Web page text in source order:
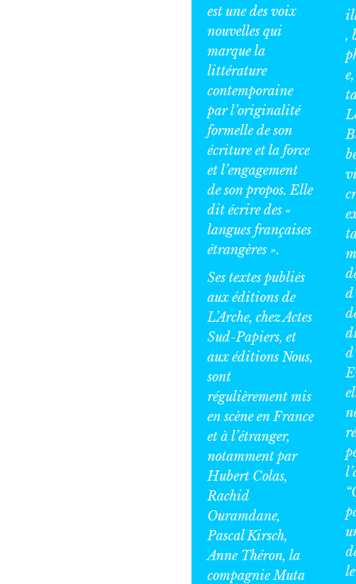
est une des voix
nouvelles qui
marque la
littérature
contemporaine
par l’originalité
formelle de son
écriture et la force
et l’engagement
de son propos. Elle
dit écrire des «
langues françaises
étrangères ».
Ses textes publiés
aux éditions de
L’Arche, chez Actes
Sud-Papiers, et
aux éditions Nous,
sont
régulièrement mis
en scène en France
et à l’étranger,
notamment par
Hubert Colas,
Rachid
Ouramdane,
Pascal Kirsch,
Anne Théron, la
compagnie Muta
,